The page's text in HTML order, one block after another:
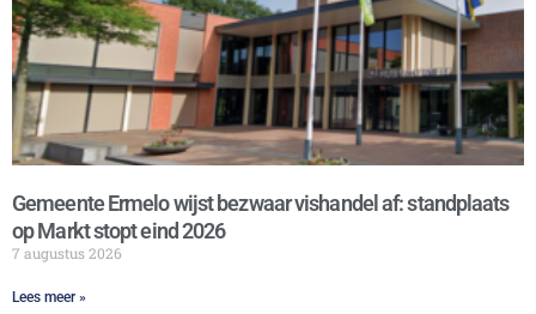
Gemeente Ermelo wijst bezwaar vishandel af: standplaats
op Markt stopt eind 2026
7 augustus 2026
Lees meer »